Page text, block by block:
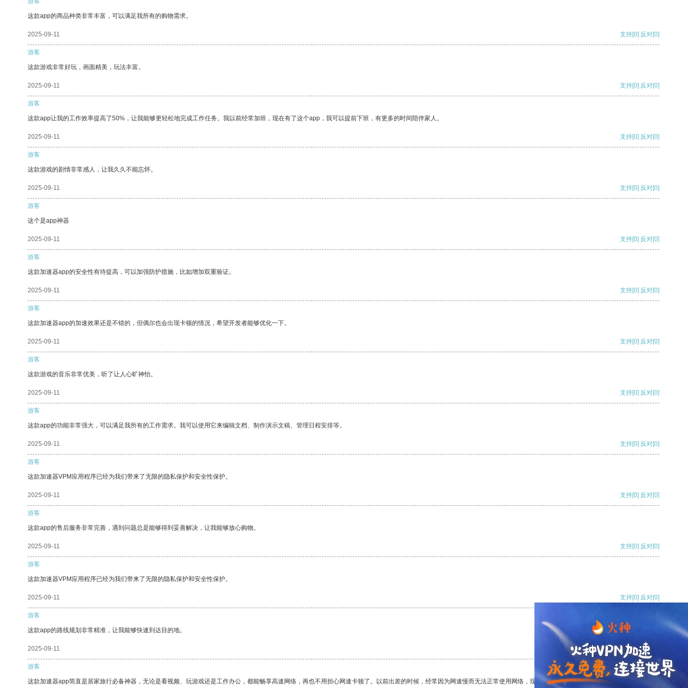
这款app的商品种类非常丰富，可以满足我所有的购物需求。
2025-09-11 支持[0] 反对[0]
游客
这款游戏非常好玩，画面精美，玩法丰富。
2025-09-11 支持[0] 反对[0]
游客
这款app让我的工作效率提高了50%，让我能够更轻松地完成工作任务。我以前经常加班，现在有了这个app，我可以提前下班，有更多的时间陪伴家人。
2025-09-11 支持[0] 反对[0]
游客
这款游戏的剧情非常感人，让我久久不能忘怀。
2025-09-11 支持[0] 反对[0]
游客
这个是app神器
2025-09-11 支持[0] 反对[0]
游客
这款加速器app的安全性有待提高，可以加强防护措施，比如增加双重验证。
2025-09-11 支持[0] 反对[0]
游客
这款加速器app的加速效果还是不错的，但偶尔也会出现卡顿的情况，希望开发者能够优化一下。
2025-09-11 支持[0] 反对[0]
游客
这款游戏的音乐非常优美，听了让人心旷神怡。
2025-09-11 支持[0] 反对[0]
游客
这款app的功能非常强大，可以满足我所有的工作需求。我可以使用它来编辑文档、制作演示文稿、管理日程安排等。
2025-09-11 支持[0] 反对[0]
游客
这款加速器VPM应用程序已经为我们带来了无限的隐私保护和安全性保护。
2025-09-11 支持[0] 反对[0]
游客
这款app的售后服务非常完善，遇到问题总是能够得到妥善解决，让我能够放心购物。
2025-09-11 支持[0] 反对[0]
游客
这款加速器VPM应用程序已经为我们带来了无限的隐私保护和安全性保护。
2025-09-11 支持[0] 反对[0]
游客
这款app的路线规划非常精准，让我能够快速到达目的地。
2025-09-11 支持[0] 反对
游客
这款加速器app简直是居家旅行必备神器，无论是看视频、玩游戏还是工作办公，都能畅享高速网络，再也不用担心网速卡顿了。以前出差的时候，经常因为网速慢而无法正常使用网络，现在有了这个app，我再也不用担心了。